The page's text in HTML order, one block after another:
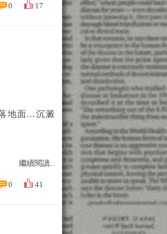
0 17
地面...沉澱
繼續閱讀...
0 41